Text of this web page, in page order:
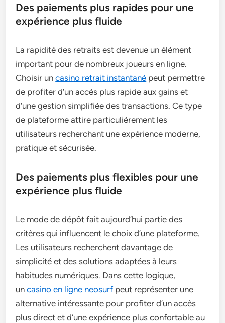
Des paiements plus rapides pour une
expérience plus fluide
La rapidité des retraits est devenue un élément
important pour de nombreux joueurs en ligne.
Choisir uncasino retrait instantané peut permettre
de profiter d’un accès plus rapide aux gains et
d’une gestion simplifiée des transactions. Ce type
de plateforme attire particulièrement les
utilisateurs recherchant une expérience moderne,
pratique et sécurisée.
Des paiements plus flexibles pour une
expérience plus fluide
Le mode de dépôt fait aujourd’hui partie des
critères qui influencent le choix d’une plateforme.
Les utilisateurs recherchent davantage de
simplicité et des solutions adaptées à leurs
habitudes numériques. Dans cette logique,
uncasino en ligne neosurf peut représenter une
alternative intéressante pour profiter d’un accès
plus direct et d’une expérience plus confortable au